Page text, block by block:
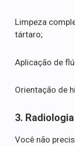
Limpeza
tártaro;
Aplicação de
Orientação de
3.
Você não